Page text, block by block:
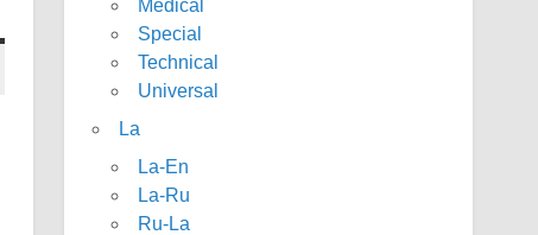
Medical
Special
Technical
Universal
La
La-En
La-Ru
Ru-La